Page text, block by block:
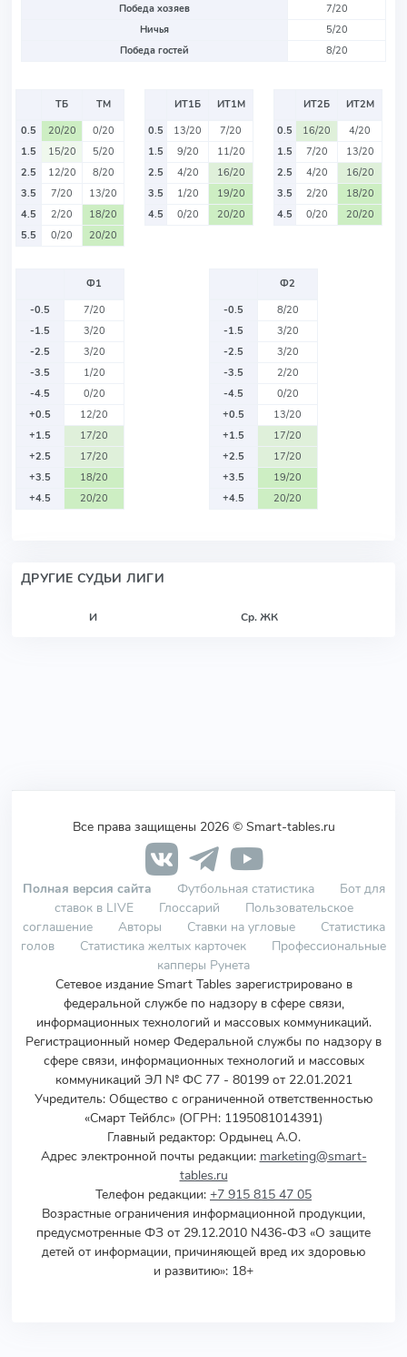
Победа хозяев
7/20
Ничья
5/20
Победа гостей
8/20
ТБ
ТМ
0.5
20/20
0/20
1.5
15/20
5/20
2.5
12/20
8/20
3.5
7/20
13/20
4.5
2/20
18/20
5.5
0/20 20/20
ИТ1Б
ИТ1М
0.5
13/20
7/20
1.5
9/20
11/20
2.5
4/20
16/20
3.5
1/20
19/20
4.5
0/20 20/20
ИТ2Б
ИТ2М
0.5
16/20
4/20
1.5
7/20
13/20
2.5
4/20
16/20
3.5
2/20
18/20
4.5
0/20 20/20
Ф1
-0.5
7/20
-1.5
3/20
-2.5
3/20
-3.5
1/20
-4.5
0/20
+0.5
12/20
+1.5
17/20
+2.5
17/20
+3.5
18/20
+4.5
20/20
Ф2
-0.5
8/20
-1.5
3/20
-2.5
3/20
-3.5
2/20
-4.5
0/20
+0.5
13/20
+1.5
17/20
+2.5
17/20
+3.5
19/20
+4.5
20/20
ДРУГИЕ СУДЬИ ЛИГИ
И Ср. ЖК
Все права защищены 2026 © Smart-tables.ru
Полная версия сайта Футбольная статистика
Бот для
ставок в LIVE
Глоссарий
Пользовательское
соглашение
Авторы Ставки на угловые
Статистика
голов
Статистика желтых карточек
Профессиональные
капперы Рунета
Сетевое издание Smart Tables зарегистрировано в
федеральной службе по надзору в сфере связи,
информационных технологий и массовых коммуникаций.
Регистрационный номер Федеральной службы по надзору в
сфере связи, информационных технологий и массовых
коммуникаций ЭЛ № ФС 77 - 80199 от 22.01.2021
Учредитель: Общество с ограниченной ответственностью
«Смарт Тейблс» (ОГРН: 1195081014391)
Главный редактор: Ордынец А.О.
Адрес электронной почты редакции: marketing@smart-
tables.ru
Телефон редакции: +7 915 815 47 05
Возрастные ограничения информационной продукции,
предусмотренные ФЗ от 29.12.2010 N436-ФЗ «О защите
детей от информации, причиняющей вред их здоровью
и развитию»: 18+